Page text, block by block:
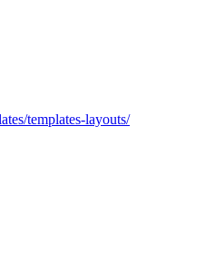
templates-layouts/